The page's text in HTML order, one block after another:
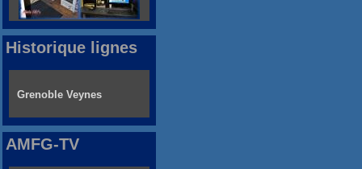
Historique lignes
Grenoble Veynes
AMFG-TV